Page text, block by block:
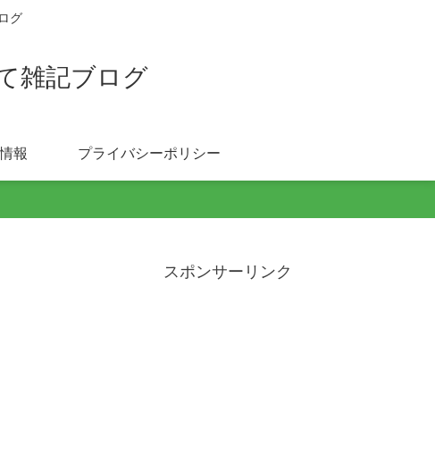
グ
雑記ブログ
報 プライバシーポリシー
スポンサーリンク